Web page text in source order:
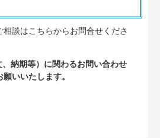
談はこちらからお問合せくださ
納期等）に関わるお問い合わせ
願いいたします。